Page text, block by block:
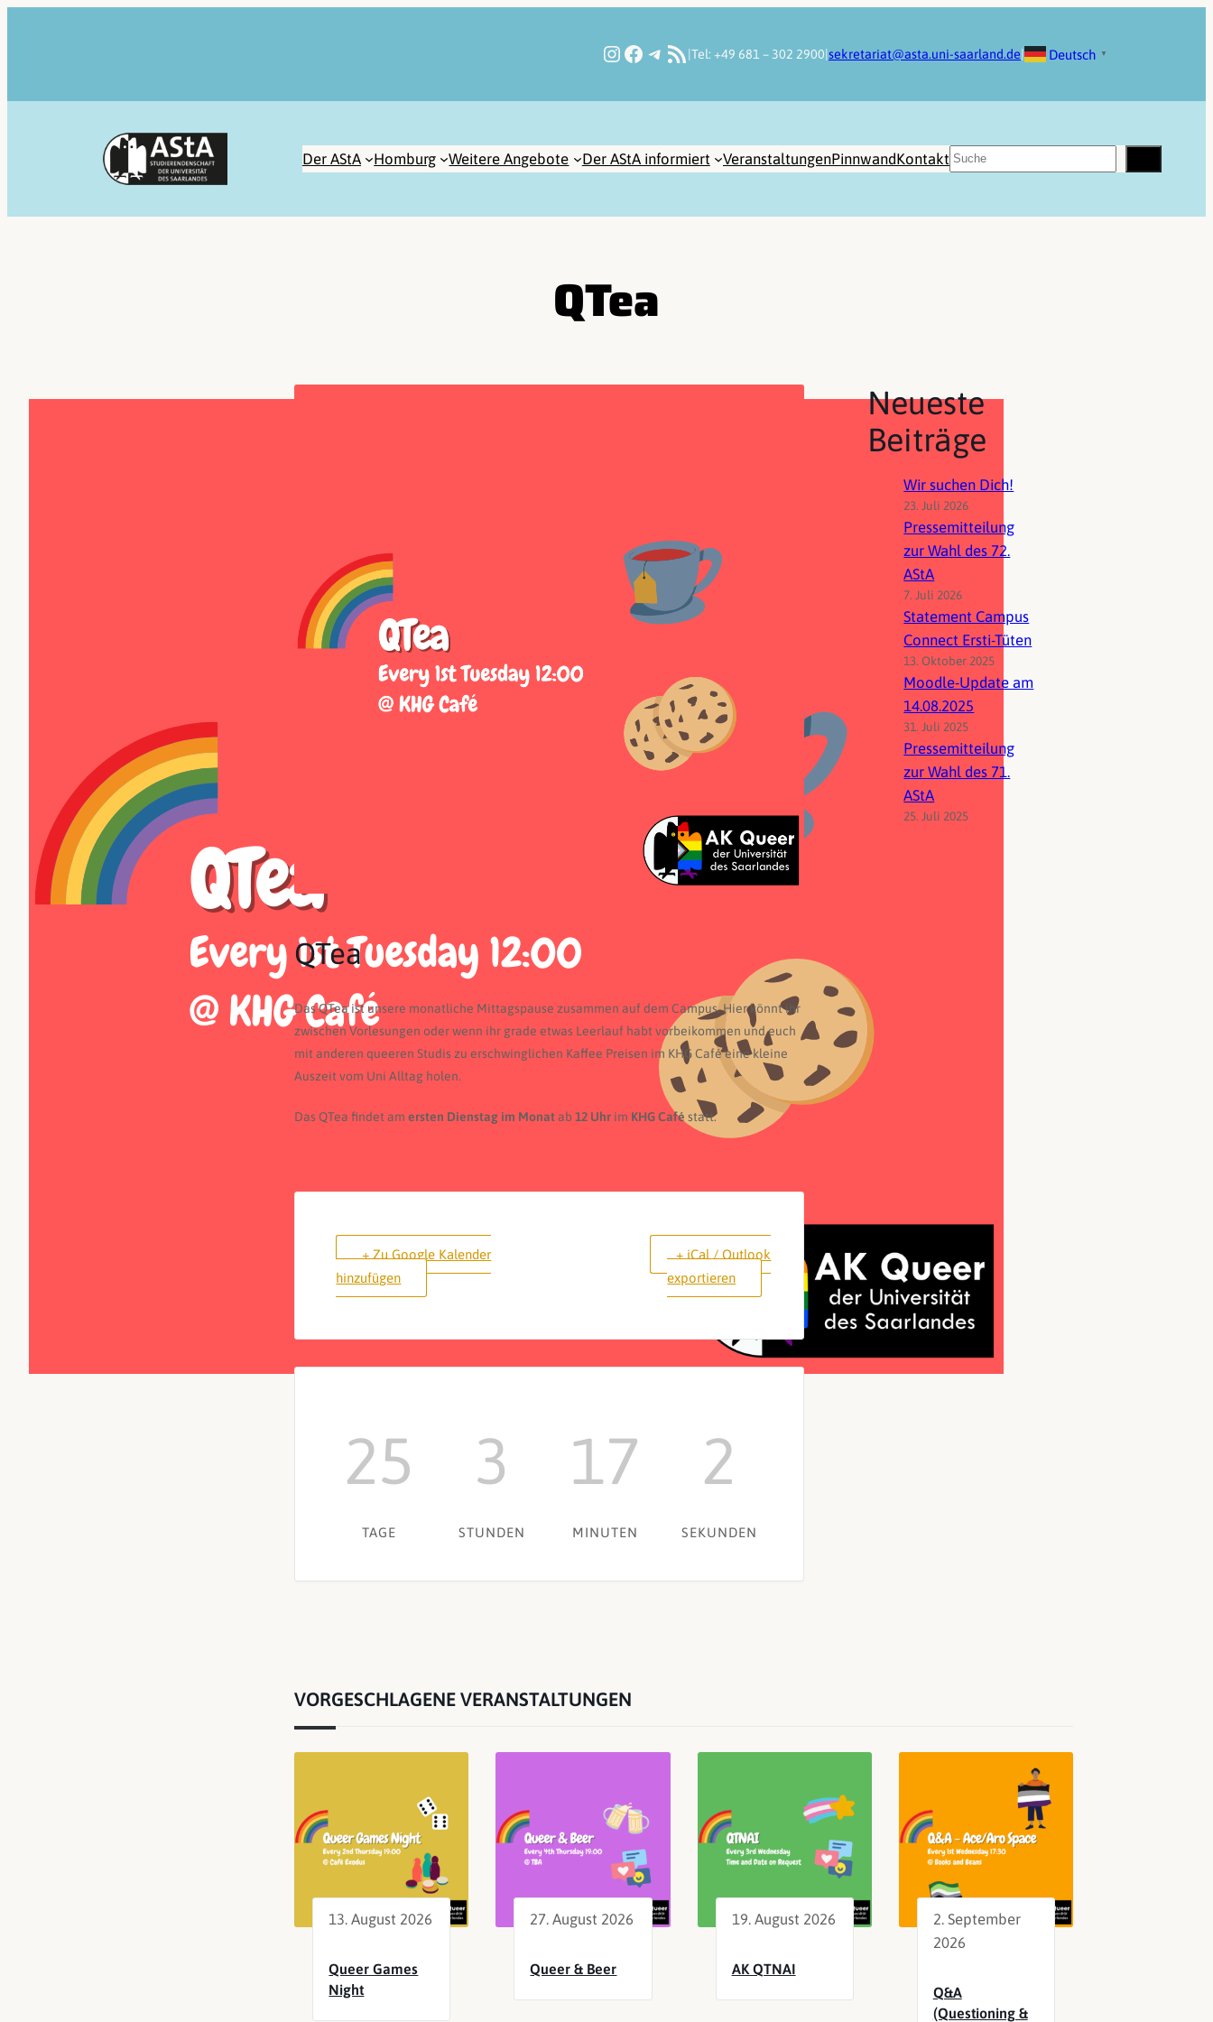
Instagram
Facebook
Telegram
RSS-FeedTel: +49 681 – 302 2900 sekretariat@asta.uni-saarland.de Deutsch ▼
Der AStA Homburg Weitere Angebote Der AStA informiert VeranstaltungenPinnwandKontakt Suchen
QTea
QTea
Das QTea ist unsere monatliche Mittagspause zusammen auf dem Campus. Hier könnt ihr
zwischen Vorlesungen oder wenn ihr grade etwas Leerlauf habt vorbeikommen und euch
mit anderen queeren Studis zu erschwinglichen Kaffee Preisen im KHG Café eine kleine
Auszeit vom Uni Alltag holen.
Das QTea findet amersten Dienstag im Monatab12 Uhr im KHG Café statt.
+ Zu Google Kalender
hinzufügen
+ iCal / Outlook
exportieren
25
TAGE
3
STUNDEN
17
MINUTEN
1
SEKUNDE
Neueste
Beiträge
Wir suchen Dich!
23. Juli 2026
Pressemitteilung
zur Wahl des 72.
AStA
7. Juli 2026
Statement Campus
Connect Ersti-Tüten
13. Oktober 2025
Moodle-Update am
14.08.2025
31. Juli 2025
Pressemitteilung
zur Wahl des 71.
AStA
25. Juli 2025
VORGESCHLAGENE VERANSTALTUNGEN
13. August 2026
Queer Games
Night
27. August 2026
Queer & Beer
19. August 2026
AK QTNAI
2. September
2026
Q&A
(Questioning &